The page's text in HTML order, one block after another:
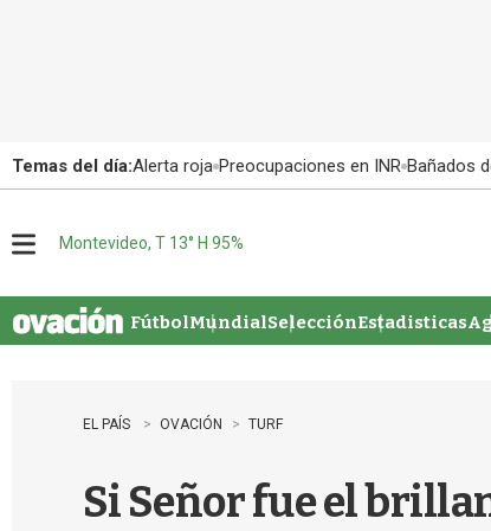
Temas del día:Alerta roja Preocupaciones en INR Bañados
u
Montevideo, T 13° H 95%
FútbolMundialSelecciónEstadisticas
EL PAÍS OVACIÓN TURF
Si Señor fue el